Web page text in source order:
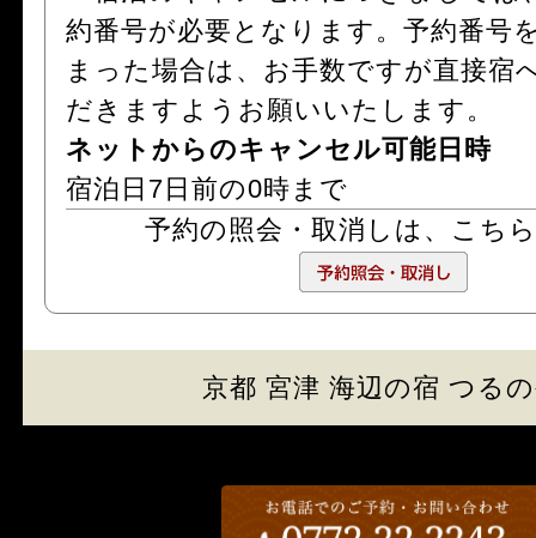
約番号が必要となります。予約番号
まった場合は、お手数ですが直接宿
だきますようお願いいたします。
ネットからのキャンセル可能日時
宿泊日7日前の0時まで
予約の照会・取消しは、 こちら
京都 宮津 海辺の宿 つる